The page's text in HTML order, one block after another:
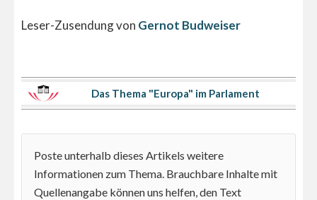
Leser-Zusendung von Gernot Budweiser
Das Thema "Europa" im Parlament
Poste unterhalb dieses Artikels weitere
Informationen zum Thema. Brauchbare Inhalte mit
Quellenangabe können uns helfen, den Text